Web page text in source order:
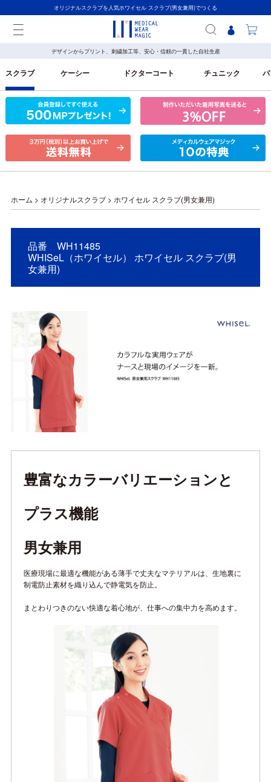
オリジナルスクラブを人気ホワイセル スクラブ(男女兼用)でつくる
デザインからプリント、刺繍加工等、安心・信頼の一貫した自社生産
スクラブ ケーシー ドクターコート チュニック
ホーム > オリジナルスクラブ > ホワイセル スクラブ(男女兼用)
品番 WH11485
WHISeL（ホワイセル） ホワイセル スクラブ(男
女兼用)
豊富なカラーバリエーションと
プラス機能
男女兼用
医療現場に最適な機能がある薄手で丈夫なマテリアルは、生地裏に
制電防止素材を織り込んで静電気を防止。
まとわりつきのない快適な着心地が、仕事への集中力を高めます。